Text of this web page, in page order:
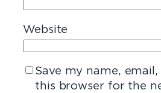
Website
Save my name,
this browser for the